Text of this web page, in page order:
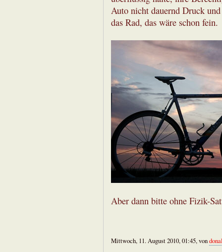
Auto nicht dauernd Druck
das Rad, das wäre schon fein.
Aber dann bitte ohne Fizik-
Mittwoch, 11. August 2010, 01:45, von